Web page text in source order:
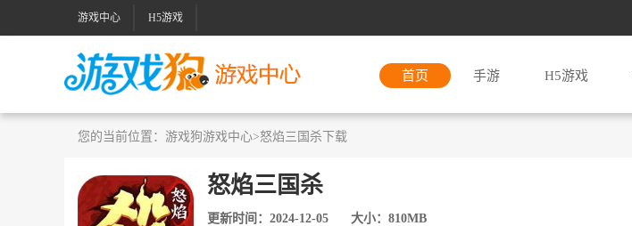
游戏中心 H5游戏
首页 手游 H5游戏
您的当前位置： 游戏狗游戏中心>怒焰三国杀下载
怒焰三国杀
更新时间：2024-12-05
大小：810MB